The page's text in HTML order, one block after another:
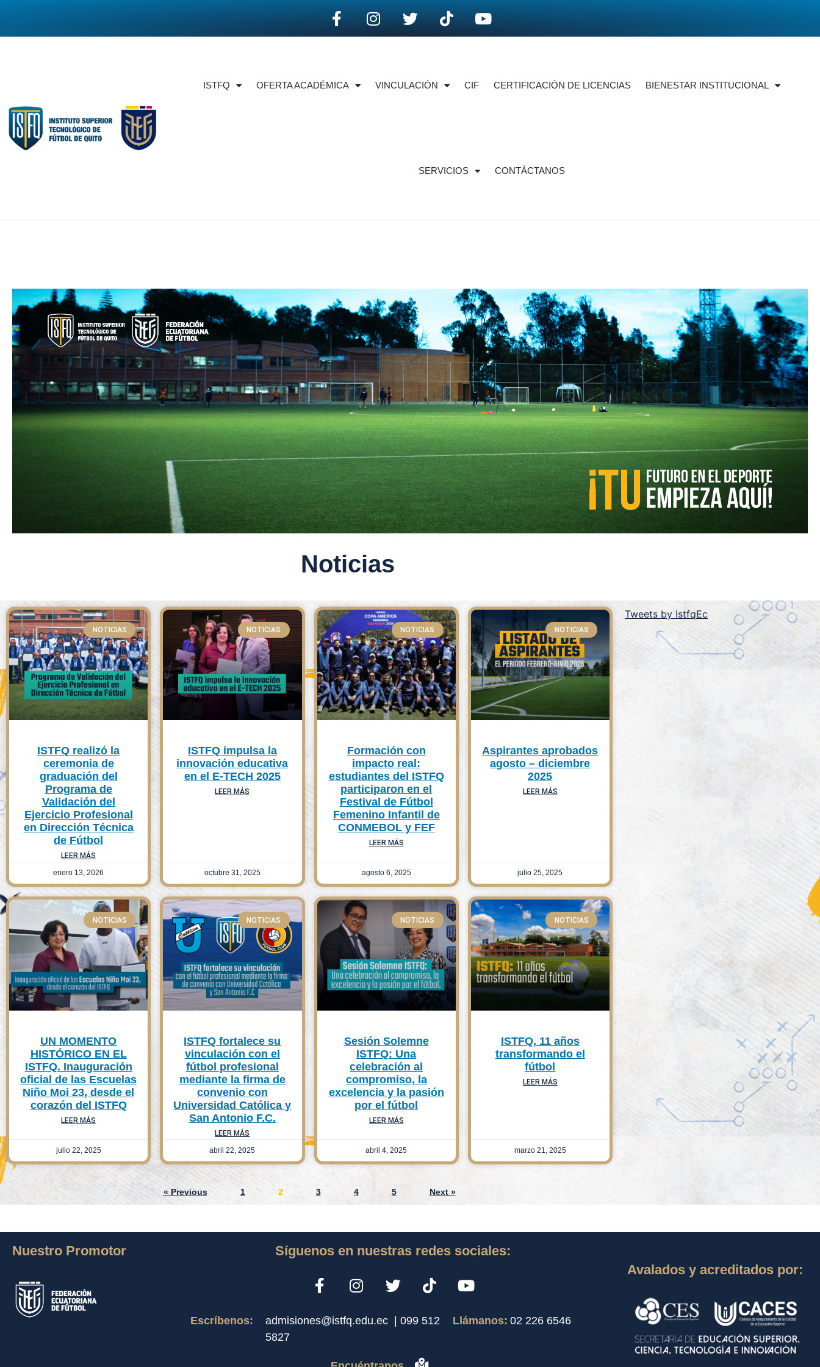
ISTFQ OFERTA ACADÉMICA VINCULACIÓN CIF CERTIFICACIÓN DE LICENCIAS BIENESTAR INSTITUCIONAL
SERVICIOS CONTÁCTANOS
Noticias
NOTICIAS
ISTFQ realizó la
ceremonia de
graduación del
Programa de
Validación del
Ejercicio Profesional
en Dirección Técnica
de Fútbol
LEER MÁS
enero 13, 2026
NOTICIAS
ISTFQ impulsa la
innovación educativa
en el E-TECH 2025
LEER MÁS
octubre 31, 2025
NOTICIAS
Formación con
impacto real:
estudiantes del ISTFQ
participaron en el
Festival de Fútbol
Femenino Infantil de
CONMEBOL y FEF
LEER MÁS
agosto 6, 2025
NOTICIAS
Aspirantes aprobados
agosto – diciembre
2025
LEER MÁS
julio 25, 2025
NOTICIAS
UN MOMENTO
HISTÓRICO EN EL
ISTFQ. Inauguración
oficial de las Escuelas
Niño Moi 23, desde el
corazón del ISTFQ
LEER MÁS
julio 22, 2025
NOTICIAS
ISTFQ fortalece su
vinculación con el
fútbol profesional
mediante la firma de
convenio con
Universidad Católica y
San Antonio F.C.
LEER MÁS
abril 22, 2025
NOTICIAS
Sesión Solemne
ISTFQ: Una
celebración al
compromiso, la
excelencia y la pasión
por el fútbol
LEER MÁS
abril 4, 2025
NOTICIAS
ISTFQ, 11 años
transformando el
fútbol
LEER MÁS
marzo 21, 2025
« Previous 1 2 3 4 5 Next »
Tweets by IstfqEc
Nuestro Promotor Síguenos en nuestras redes sociales:
Escríbenos: admisiones@istfq.edu.ec | 099 512
5827
Llámanos: 02 226 6546
Avalados y acreditados por: